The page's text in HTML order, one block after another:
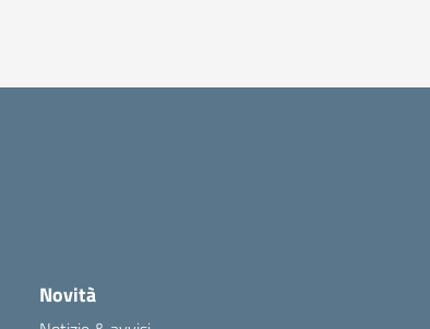
Novità